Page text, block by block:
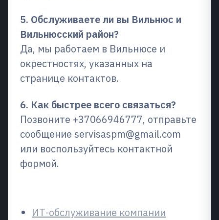
5. Обслуживаете ли вы Вильнюс и
Вильнюсский район?
Да, мы работаем в Вильнюсе и
окрестностях, указанных на
странице контактов.
6. Как быстрее всего связаться?
Позвоните +37066946777, отправьте
сообщение servisaspm@gmail.com
или воспользуйтесь контактной
формой.
ИТ-обслуживание компании